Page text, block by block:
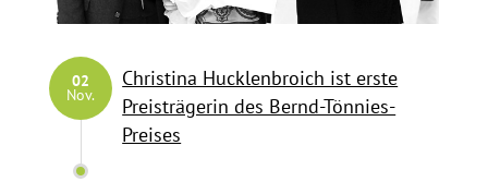
02
Nov.
Christina Hucklenbroich ist erste
Preisträgerin des Bernd-Tönnies-
Preises